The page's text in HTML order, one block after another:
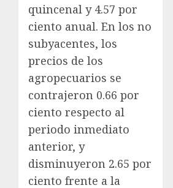
quincenal y 4.57 por
ciento anual. En los no
subyacentes, los
precios de los
agropecuarios se
contrajeron 0.66 por
ciento respecto al
periodo inmediato
anterior, y
disminuyeron 2.65 por
ciento frente a la